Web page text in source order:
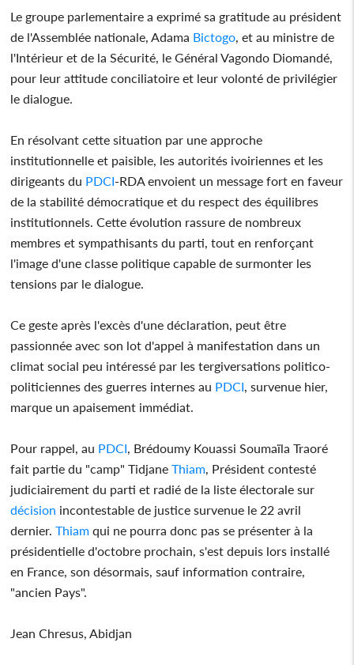
Le groupe parlementaire a exprimé sa gratitude au président
de l'Assemblée nationale, Adama Bictogo, et au ministre de
l'Intérieur et de la Sécurité, le Général Vagondo Diomandé,
pour leur attitude conciliatoire et leur volonté de privilégier
le dialogue.
En résolvant cette situation par une approche
institutionnelle et paisible, les autorités ivoiriennes et les
dirigeants du PDCI-RDA envoient un message fort en faveur
de la stabilité démocratique et du respect des équilibres
institutionnels. Cette évolution rassure de nombreux
membres et sympathisants du parti, tout en renforçant
l'image d'une classe politique capable de surmonter les
tensions par le dialogue.
Ce geste après l'excès d'une déclaration, peut être
passionnée avec son lot d'appel à manifestation dans un
climat social peu intéressé par les tergiversations politico-
politiciennes des guerres internes au PDCI, survenue hier,
marque un apaisement immédiat.
Pour rappel, au PDCI, Brédoumy Kouassi Soumaïla Traoré
fait partie du "camp" TidjaneThiam, Président contesté
judiciairement du parti et radié de la liste électorale sur
décision incontestable de justice survenue le 22 avril
dernier.Thiam qui ne pourra donc pas se présenter à la
présidentielle d'octobre prochain, s'est depuis lors installé
en France, son désormais, sauf information contraire,
"ancien Pays".
Jean Chresus, Abidjan